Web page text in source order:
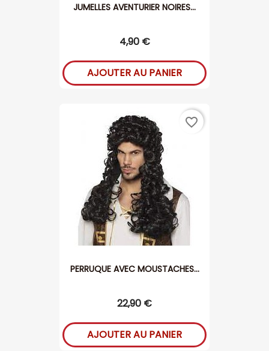
JUMELLES AVENTURIER NOIRES...
4,90 €
AJOUTER AU PANIER
PERRUQUE AVEC MOUSTACHES...
22,90 €
AJOUTER AU PANIER
favorite_border